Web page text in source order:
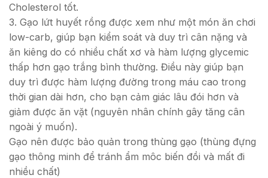
Cholesterol tốt.
3. Gạo lứt huyết rồng được xem như một món ăn chơi
low-carb, giúp bạn kiểm soát và duy trì cân nặng và
ăn kiêng do có nhiều chất xơ và hàm lượng glycemic
thấp hơn gạo trắng bình thường. Điều này giúp bạn
duy trì được hàm lượng đường trong máu cao trong
thời gian dài hơn, cho bạn cảm giác lâu đói hơn và
giảm được ăn vặt (nguyên nhân chính gây tăng cân
ngoài ý muốn).
Gạo nên được bảo quản trong thùng gạo (thùng đựng
gạo thông minh để tránh ẩm môc biến đồi và mất đi
nhiều chất)